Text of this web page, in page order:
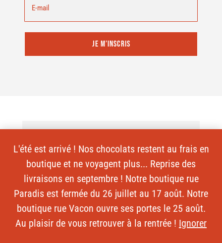
L'été est arrivé ! Nos chocolats restent au frais en
boutique et ne voyagent plus... Reprise des
livraisons en septembre ! Notre boutique rue
Paradis est fermée du 26 juillet au 17 août. Notre
boutique rue Vacon ouvre ses portes le 25 août.
Au plaisir de vous retrouver à la rentrée ! Ignorer
JE M’INSCRIS
-10% SUR VOTRE PREMIÈRE
COMMANDE, ÇA VOUS DIT ?
Inscrivez-vous à La Lettre de la Baleine,
notre rendez-vous mensuel autour du
cacao et du bean-to-bar.